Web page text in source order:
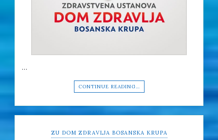
…
CONTINUE READING…
ZU DOM ZDRAVLJA BOSANSKA KRUPA